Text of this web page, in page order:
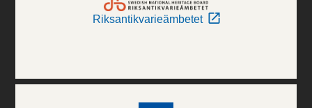
Riksantikvarieämbetet